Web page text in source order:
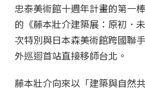
忠泰美術館十週年計畫的第一
的《藤本壯介建築展：原初．
次特別與日本森美術館跨國聯
外巡迴首站直接移師台北。
藤本壯介向來以「建築與自然